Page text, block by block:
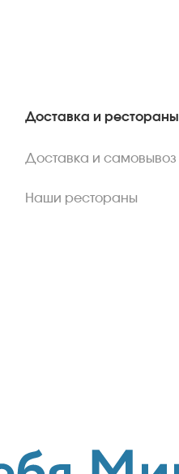
Доставка и рестораны
Доставка и самовывоз
Наши рестораны